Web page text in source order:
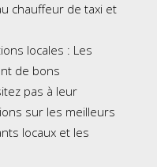
chauffeur de taxi et
locales : Les
de bons
pas à leur
sur les meilleurs
locaux et les